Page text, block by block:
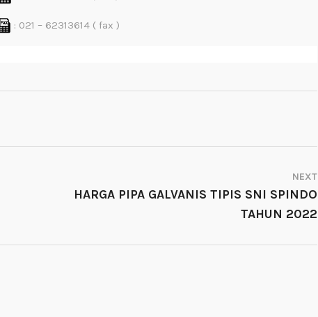
: 021 – 62313614 ( fax )
NEXT
HARGA PIPA GALVANIS TIPIS SNI SPINDO
TAHUN 2022